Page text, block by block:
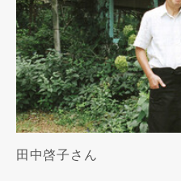
田中啓子さん